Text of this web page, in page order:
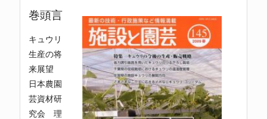
巻頭言
キュウリ
生産の将
来展望
日本農園
芸資材研
究会 理